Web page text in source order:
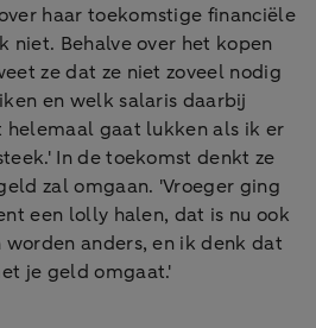
haar toekomstige financiële
niet. Behalve over het kopen
ze dat ze niet zoveel nodig
en welk salaris daarbij
helemaal gaat lukken als ik er
In de toekomst denkt ze
zal omgaan. 'Vroeger ging
een lolly halen, dat is nu ook
anders, en ik denk dat
je geld omgaat.'